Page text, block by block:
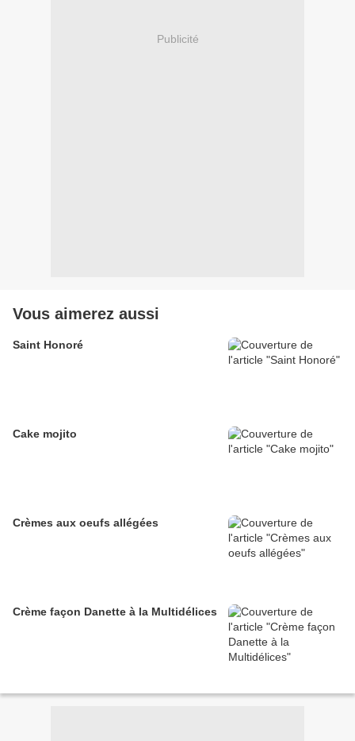
Publicité
Vous aimerez aussi
Saint Honoré
Cake mojito
Crèmes aux oeufs allégées
Crème façon Danette à la Multidélices